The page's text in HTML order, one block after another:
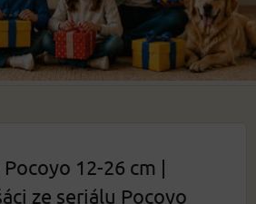
12-26 cm |
ze seriálu Pocoyo